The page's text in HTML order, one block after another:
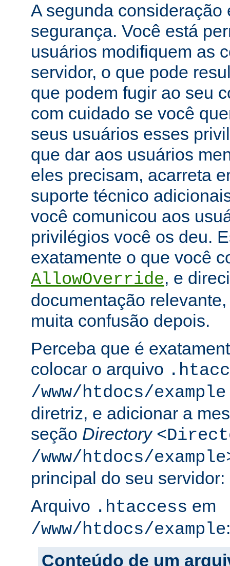
A segunda consideração
segurança. Você está
usuários modifiquem as
servidor, o que pode
que podem fugir ao seu
com cuidado se você
seus usuários esses
que dar aos usuários
eles precisam, acarreta
suporte técnico
você comunicou aos
privilégios você os deu.
exatamente o que você
AllowOverride, e
documentação
muita confusão depois.
Perceba que é
colocar o arquivo
/www/htdocs/example
diretriz, e adicionar a
seção Directory
/www/htdocs/
principal do seu servidor:
Arquivo .htaccess em
/www/htdocs/example:
Conteúdo de um